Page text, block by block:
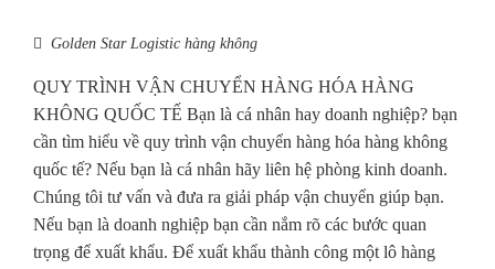
Golden Star Logistic hàng không
QUY TRÌNH VẬN CHUYỂN HÀNG HÓA HÀNG
KHÔNG QUỐC TẾ Bạn là cá nhân hay doanh nghiệp? bạn
cần tìm hiểu về quy trình vận chuyển hàng hóa hàng không
quốc tế? Nếu bạn là cá nhân hãy liên hệ phòng kinh doanh.
Chúng tôi tư vấn và đưa ra giải pháp vận chuyển giúp bạn.
Nếu bạn là doanh nghiệp bạn cần nắm rõ các bước quan
trọng để xuất khẩu. Để xuất khẩu thành công một lô hàng